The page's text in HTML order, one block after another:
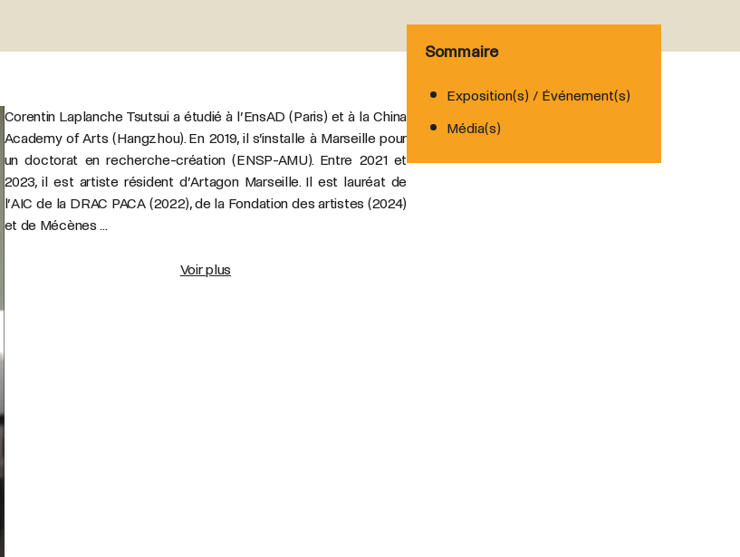
Corentin Laplanche Tsutsui a étudié à l’EnsAD (Paris) et à la China
Academy of Arts (Hangzhou). En 2019, il s’installe à Marseille pour
un doctorat en recherche-création (ENSP-AMU). Entre 2021 et
2023, il est artiste résident d’Artagon Marseille. Il est lauréat de
l’AIC de la DRAC PACA (2022), de la Fondation des artistes (2024)
et de Mécènes ...
Voir plus
Sommaire
Exposition(s) / Événement(s)
Média(s)